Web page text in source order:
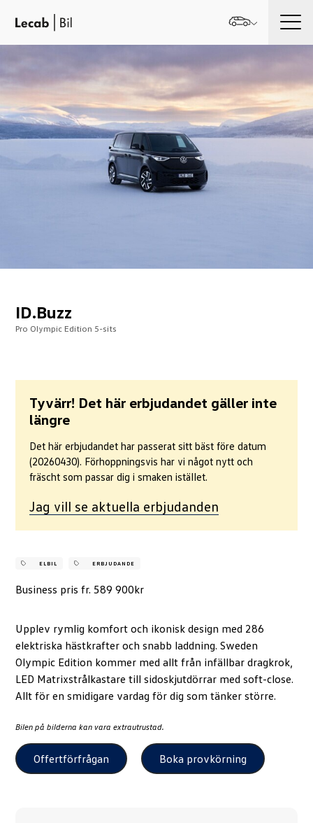
ID.Buzz
Pro Olympic Edition 5-sits
Tyvärr! Det här erbjudandet gäller inte
längre
Det här erbjudandet har passerat sitt bäst före datum
(20260430). Förhoppningsvis har vi något nytt och
fräscht som passar dig i smaken istället.
Jag vill se aktuella erbjudanden
ELBIL ERBJUDANDE
Business pris fr. 589 900kr
Upplev rymlig komfort och ikonisk design med 286
elektriska hästkrafter och snabb laddning. Sweden
Olympic Edition kommer med allt från infällbar dragkrok,
LED Matrixstrålkastare till sidoskjutdörrar med soft-close.
Allt för en smidigare vardag för dig som tänker större.
Bilen på bilderna kan vara extrautrustad.
Offertförfrågan Boka provkörning
Nödvändiga
Dessa cookies
går inte att
behövs för att
hemsidan över
huvud taget
kunna
förbättra
hemsidans
funktionalitet
och
uppbyggnad,
baserat på